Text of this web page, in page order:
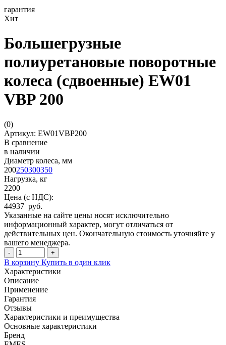
гарантия
Хит
Большегрузные
полиуретановые поворотные
колеса (сдвоенные) EW01
VBP 200
(0)
Артикул: EW01VBP200
В сравнение
в наличии
Диаметр колеса, мм
200250300350
Нагрузка, кг
2200
Цена (с НДС):
44937 руб.
Указанные на сайте цены носят исключительно
информационный характер, могут отличаться от
действительных цен. Окончательную стоимость уточняйте у
вашего менеджера.
- +
В корзину Купить в один клик
Характеристики
Описание
Применение
Гарантия
Отзывы
Характеристики и преимущества
Основные характеристики
Бренд